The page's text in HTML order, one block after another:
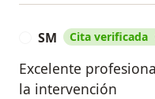
SM Cita verificada
Excelente
la intervención